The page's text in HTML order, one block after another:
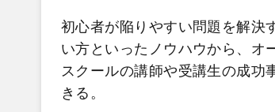
初心者が陥りやすい問題を解決
い方といったノウハウから、オ
スクールの講師や受講生の成功
きる。